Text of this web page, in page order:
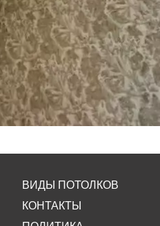
ВИДЫ ПОТОЛКОВ
КОНТАКТЫ